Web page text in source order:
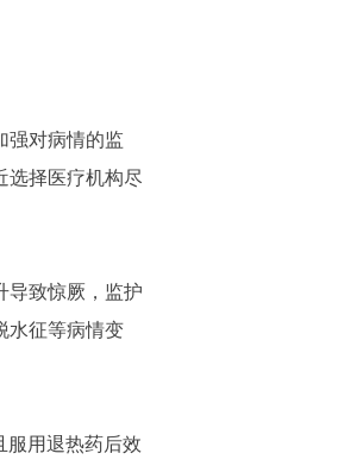
对病情的监
选择医疗机构尽
致惊厥，监护
水征等病情变
用退热药后效